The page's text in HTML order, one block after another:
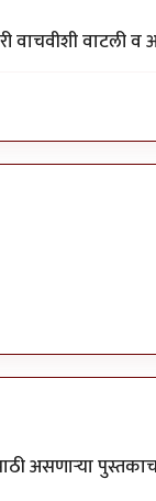
वाचवीशी वाटली व
असणाऱ्या